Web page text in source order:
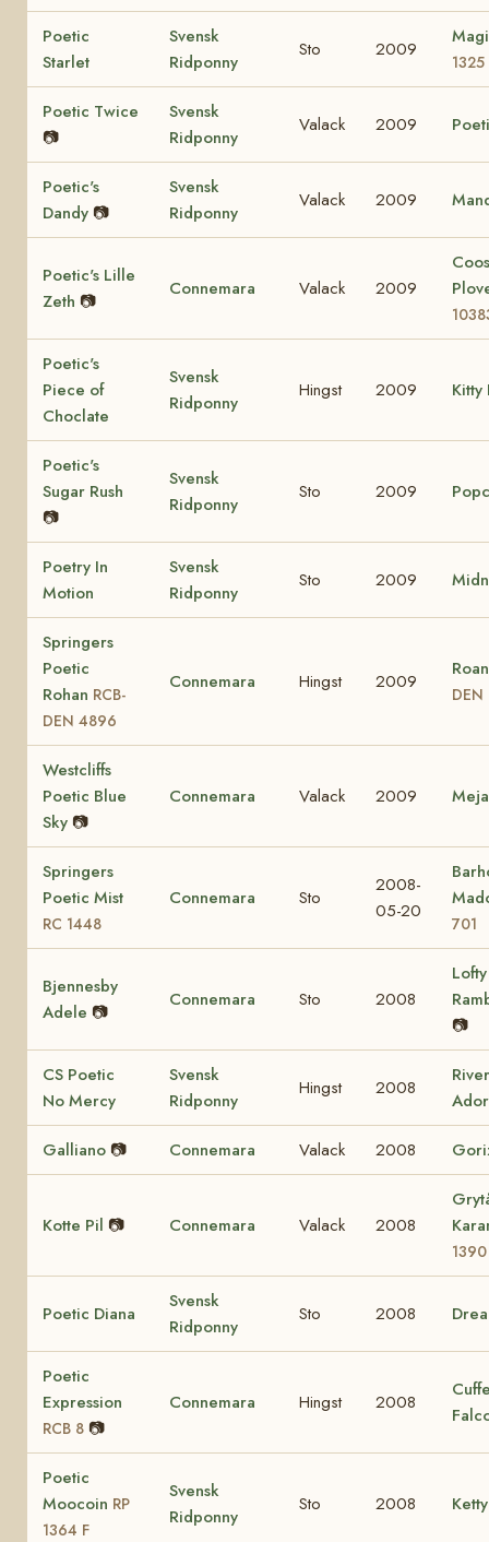
Poetic
Starlet
Svensk
Ridponny
Sto 2009
1325
Poetic Twice
📷
Svensk
Ridponny
Valack 2009
Poetic's
Dandy 📷
Svensk
Ridponny
Valack 2009
Poetic's Lille
Zeth 📷
Connemara Valack 2009
Poetic's
Piece of
Choclate
Svensk
Ridponny
Hingst 2009 Kitty
Poetic's
Sugar Rush
📷
Svensk
Ridponny
Sto 2009
Poetry In
Motion
Svensk
Ridponny
Sto 2009
Springers
Poetic
Rohan RCB-
DEN 4896
Connemara Hingst 2009
Westcliffs
Poetic Blue
Sky 📷
Connemara Valack 2009
Springers
Poetic Mist
RC 1448
Connemara Sto
2008-
05-20
701
Bjennesby
Adele 📷
Connemara Sto 2008
📷
CS Poetic
No Mercy
Svensk
Ridponny
Hingst 2008
Galliano 📷 Connemara Valack 2008
Kotte Pil 📷 Connemara Valack 2008
1390
Poetic Diana
Svensk
Ridponny
Sto 2008
Poetic
Expression
RCB 8 📷
Connemara Hingst 2008
Poetic
Moocoin RP
1364 F
Svensk
Ridponny
Sto 2008 Ketty